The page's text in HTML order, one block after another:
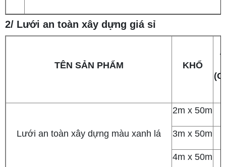
2/ Lưới an toàn xây dựng giá sỉ
TÊN SẢN PHẨM KHỔ
Lưới an toàn xây dựng màu xanh lá
2m x 50m
3m x 50m
4m x 50m